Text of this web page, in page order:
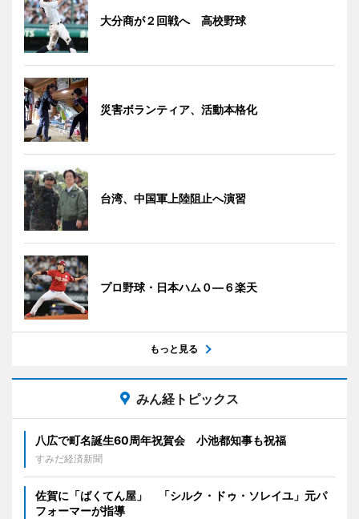
大分商が２回戦へ 高校野球
災害ボランティア、活動本格化
台湾、中国軍上陸阻止へ演習
プロ野球・日本ハム０―６楽天
もっと見る
みん経トピックス
八広で町名誕生60周年祝賀会 小池都知事も祝福
すみだ経済新聞
佐賀に「ばくてん屋」 「シルク・ドゥ・ソレイユ」元パ
フォーマーが指導